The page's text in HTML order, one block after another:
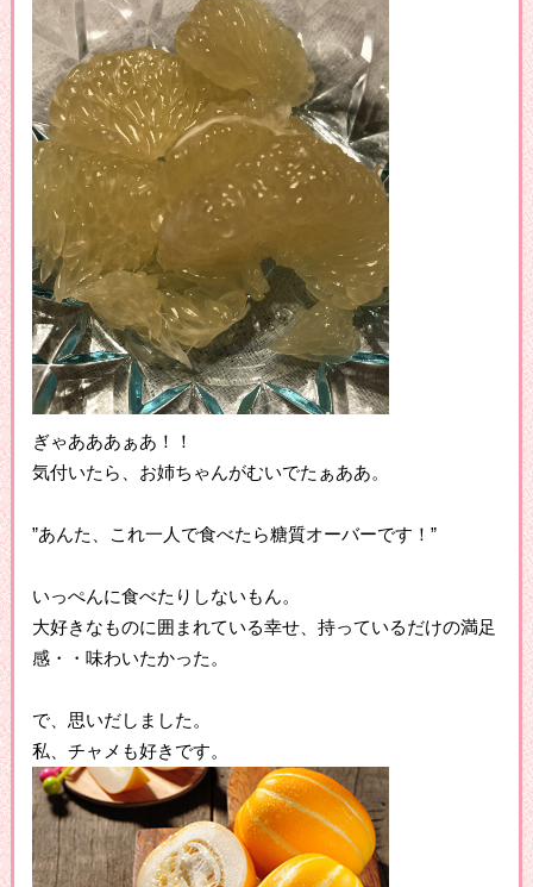
ぎゃあああぁあ！！
気付いたら、お姉ちゃんがむいでたぁああ。
”あんた、これ一人で食べたら糖質オーバーです！”
いっぺんに食べたりしないもん。
大好きなものに囲まれている幸せ、持っているだけの満足
感・・味わいたかった。
で、思いだしました。
私、チャメも好きです。